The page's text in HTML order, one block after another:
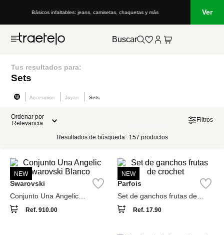
Básicos infaltables: jeans, camisetas, chaquetas y más Ver
Buscar
Tus resultados para:
Sets
Accesorios Joyas Sets
Ordenar por
Relevancia
Filtros
Resultados de búsqueda: 157 productos
NEW
Swarovski
Conjunto Una Angelic
Swarovski Blanco
Ref. 910.00
NEW
Parfois
Set de ganchos frutas de
crochet
Ref. 17.90